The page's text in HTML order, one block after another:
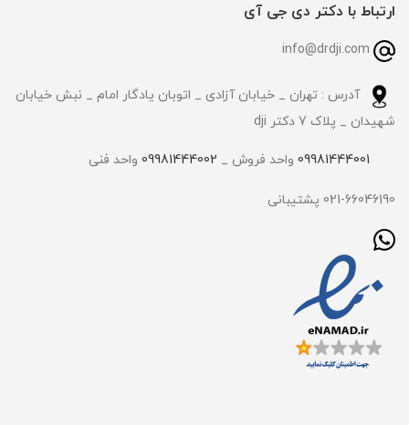
ارتباط با دکتر دی جی آی
آدرس : تهران _ خیابان آزادی _ اتوبان یادگار امام _ نبش خیابان
شهیدان _ پلاک 7 دکتر dji
09981444001 واحد فروش _ 09981444002 واحد فنی
021-66046190 پشتیبانی